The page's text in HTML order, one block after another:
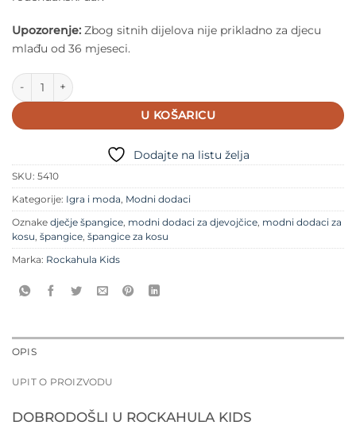
Upozorenje: Zbog sitnih dijelova nije prikladno za djecu
mlađu od 36 mjeseci.
Rockahula - Dječje špangice - Florence Flamingo količina
U KOŠARICU
Dodajte na listu želja
SKU: 5410
Kategorije: Igra i moda Modni dodaci
Oznake dječje špangice modni dodaci za djevojčice modni dodaci za
kosu špangice špangice za kosu
Marka: Rockahula Kids
OPIS
UPIT O PROIZVODU
DOBRODOŠLI U ROCKAHULA KIDS